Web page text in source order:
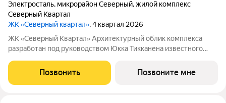
Электросталь, микрорайон Северный,жилой комплекс
Северный Квартал
ЖК «Северный квартал», 4 квартал 2026
ЖК «Северный Квартал» Архитектурный облик комплекса
разработан под руководством Юкка Тикканена известного
сочетании современного дизайна и северной эстетики. В
данном проекте Тикканен удачно
Позвонить Позвоните мне